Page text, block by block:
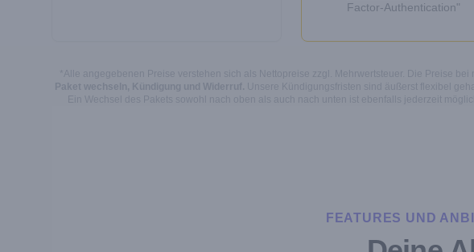
Factor-Authentication"
*Alle angegebenen Preise verstehen sich als Nettopreise zzgl. Mehrwertsteuer. Die Preise
Paket wechseln, Kündigung und Widerruf. Unsere Kündigungsfristen sind äußerst flexibel
Ein Wechsel des Pakets sowohl nach oben als auch nach unten ist ebenfalls jederzeit
FEATURES UND